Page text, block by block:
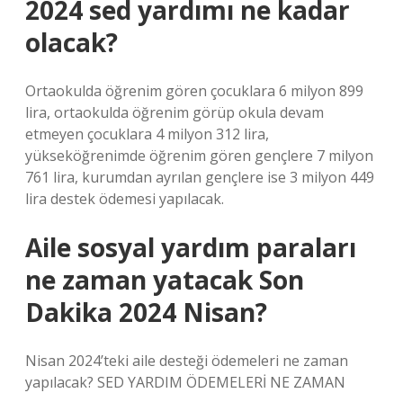
2024 sed yardımı ne kadar
olacak?
Ortaokulda öğrenim gören çocuklara 6 milyon 899
lira, ortaokulda öğrenim görüp okula devam
etmeyen çocuklara 4 milyon 312 lira,
yükseköğrenimde öğrenim gören gençlere 7 milyon
761 lira, kurumdan ayrılan gençlere ise 3 milyon 449
lira destek ödemesi yapılacak.
Aile sosyal yardım paraları
ne zaman yatacak Son
Dakika 2024 Nisan?
Nisan 2024’teki aile desteği ödemeleri ne zaman
yapılacak? SED YARDIM ÖDEMELERİ NE ZAMAN